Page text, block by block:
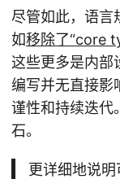
尽管如此，语言
如移除了“core
这些更多是内部
编写并无直接影
谨性和持续迭代
石。
更详细地说